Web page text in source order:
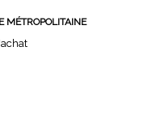
MÉTROPOLITAINE